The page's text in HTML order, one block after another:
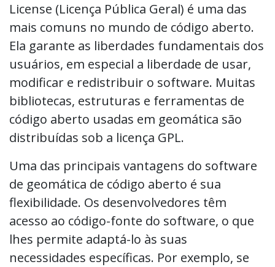
License (Licença Pública Geral) é uma das
mais comuns no mundo de código aberto.
Ela garante as liberdades fundamentais dos
usuários, em especial a liberdade de usar,
modificar e redistribuir o software. Muitas
bibliotecas, estruturas e ferramentas de
código aberto usadas em geomática são
distribuídas sob a licença GPL.
Uma das principais vantagens do software
de geomática de código aberto é sua
flexibilidade. Os desenvolvedores têm
acesso ao código-fonte do software, o que
lhes permite adaptá-lo às suas
necessidades específicas. Por exemplo, se